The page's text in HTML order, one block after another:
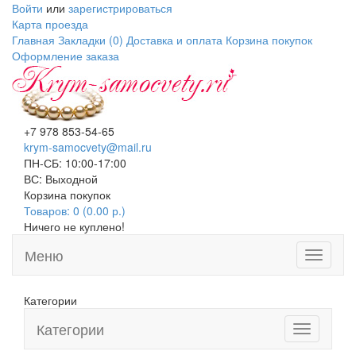
Войти или зарегистрироваться
Карта проезда
Главная Закладки (0) Доставка и оплата Корзина покупок
Оформление заказа
+7 978 853-54-65
krym-samocvety@mail.ru
ПН-СБ: 10:00-17:00
ВС: Выходной
Корзина покупок
Товаров: 0 (0.00 р.)
Ничего не куплено!
Toggle
Меню
Категории
Toggle
navigation
Категории